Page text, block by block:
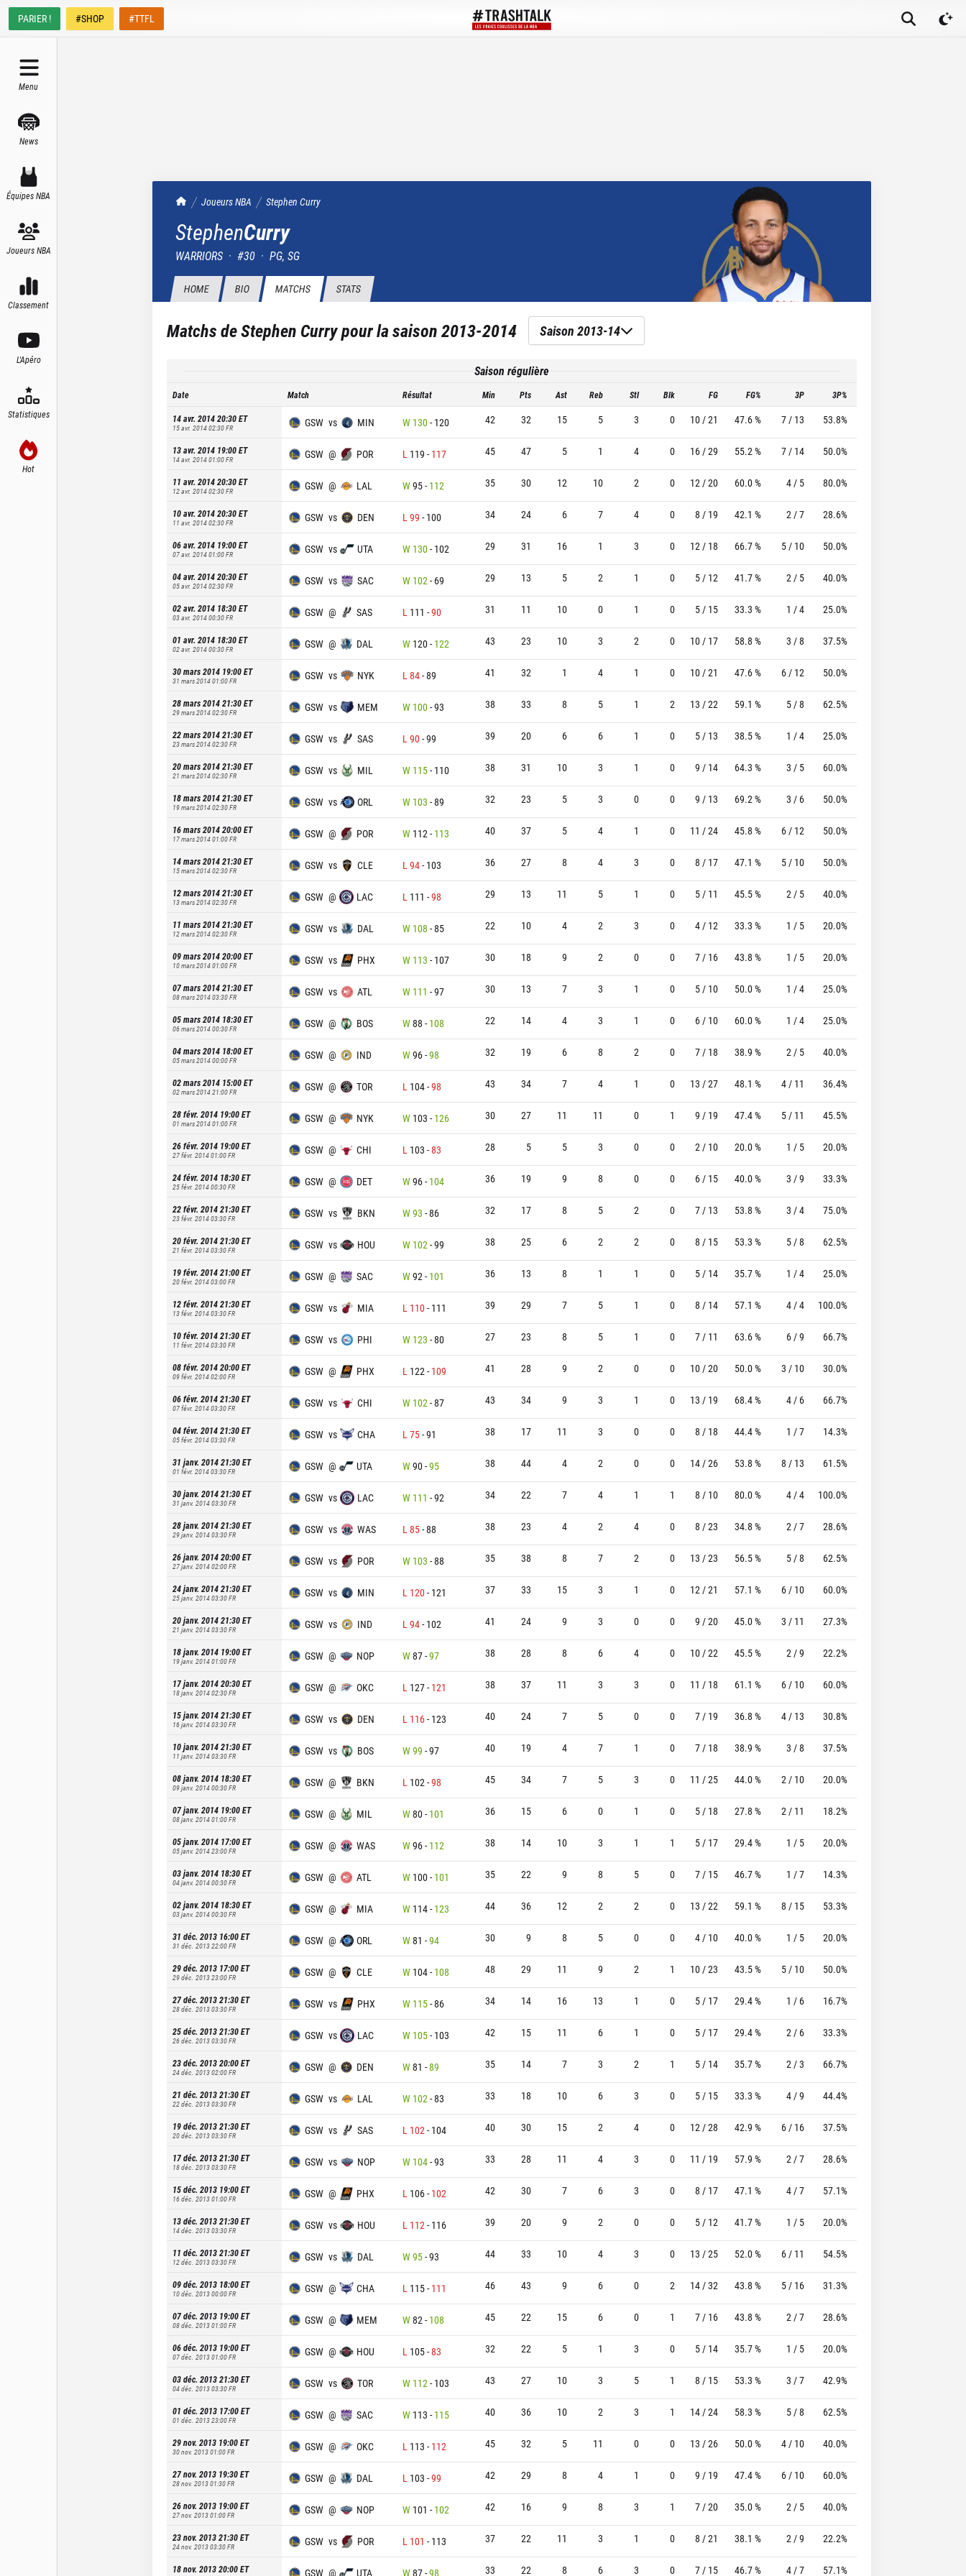
PARIER ! #SHOP #TTFL
Menu
News
Équipes NBA
Joueurs NBA
Classement
L'Apéro
Statistiques
Hot
TrashTalk Actu NBA
Joueurs NBA Stephen Curry
StephenCurry
WARRIORS · #30 · PG, SG
HOME BIO MATCHS STATS
Matchs deStephen Currypour la saison2013-2014 Saison 2013-14
Saison régulière
Date Match Résultat Min Pts Ast Reb Stl Blk FG FG% 3P 3P%
14 avr. 2014 20:30ET
15 avr. 2014 02:30FR GSW vs MIN W 130- 120 42 32 15 5 3 0 10 / 21 47.6 % 7 / 13 53.8%
13 avr. 2014 19:00ET
14 avr. 2014 01:00FR GSW @ POR L 119 - 117 45 47 5 1 4 0 16 / 29 55.2 % 7 / 14 50.0%
11 avr. 2014 20:30ET
12 avr. 2014 02:30FR GSW @ LAL W95- 112 35 30 12 10 2 0 12 / 20 60.0 % 4 / 5 80.0%
10 avr. 2014 20:30ET
11 avr. 2014 02:30FR GSW vs DEN L 99 - 100 34 24 6 7 4 0 8 / 19 42.1 % 2 / 7 28.6%
06 avr. 2014 19:00ET
07 avr. 2014 01:00FR GSW vs UTA W 130- 102 29 31 16 1 3 0 12 / 18 66.7 % 5 / 10 50.0%
04 avr. 2014 20:30ET
05 avr. 2014 02:30FR GSW vs SAC W 102 - 69 29 13 5 2 1 0 5 / 12 41.7 % 2 / 5 40.0%
02 avr. 2014 18:30ET
03 avr. 2014 00:30FR GSW @ SAS L 111 -90 31 11 10 0 1 0 5 / 15 33.3 % 1 / 4 25.0%
01 avr. 2014 18:30ET
02 avr. 2014 00:30FR GSW @ DAL W 120- 122 43 23 10 3 2 0 10 / 17 58.8 % 3 / 8 37.5%
30 mars 2014 19:00ET
31 mars 2014 01:00FR GSW vs NYK L 84-89 41 32 1 4 1 0 10 / 21 47.6 % 6 / 12 50.0%
28 mars 2014 21:30ET
29 mars 2014 02:30FR GSW vs MEM W 100-93 38 33 8 5 1 2 13 / 22 59.1 % 5 / 8 62.5%
22 mars 2014 21:30ET
23 mars 2014 02:30FR GSW vs SAS L 90-99 39 20 6 6 1 0 5 / 13 38.5 % 1 / 4 25.0%
20 mars 2014 21:30ET
21 mars 2014 02:30FR GSW vs MIL W 115- 110 38 31 10 3 1 0 9 / 14 64.3 % 3 / 5 60.0%
18 mars 2014 21:30ET
19 mars 2014 02:30FR GSW vs ORL W 103 -89 32 23 5 3 0 0 9 / 13 69.2 % 3 / 6 50.0%
16 mars 2014 20:00ET
17 mars 2014 01:00FR GSW @ POR W 112 - 113 40 37 5 4 1 0 11 / 24 45.8 % 6 / 12 50.0%
14 mars 2014 21:30ET
15 mars 2014 02:30FR GSW vs CLE L 94- 103 36 27 8 4 3 0 8 / 17 47.1 % 5 / 10 50.0%
12 mars 2014 21:30ET
13 mars 2014 02:30FR GSW @ LAC L 111 -98 29 13 11 5 1 0 5 / 11 45.5 % 2 / 5 40.0%
11 mars 2014 21:30ET
12 mars 2014 02:30FR GSW vs DAL W 108 -85 22 10 4 2 3 0 4 / 12 33.3 % 1 / 5 20.0%
09 mars 2014 20:00ET
10 mars 2014 01:00FR GSW vs PHX W 113 - 107 30 18 9 2 0 0 7 / 16 43.8 % 1 / 5 20.0%
07 mars 2014 21:30ET
08 mars 2014 03:30FR GSW vs ATL W 111 -97 30 13 7 3 1 0 5 / 10 50.0 % 1 / 4 25.0%
05 mars 2014 18:30ET
06 mars 2014 00:30FR GSW @ BOS W88 - 108 22 14 4 3 1 0 6 / 10 60.0 % 1 / 4 25.0%
04 mars 2014 18:00ET
05 mars 2014 00:00FR GSW @ IND W96-98 32 19 6 8 2 0 7 / 18 38.9 % 2 / 5 40.0%
02 mars 2014 15:00ET
02 mars 2014 21:00FR GSW @ TOR L 104-98 43 34 7 4 1 0 13 / 27 48.1 % 4 / 11 36.4%
28 févr. 2014 19:00ET
01 mars 2014 01:00FR GSW @ NYK W 103 - 126 30 27 11 11 0 1 9 / 19 47.4 % 5 / 11 45.5%
26 févr. 2014 19:00ET
27 févr. 2014 01:00FR GSW @ CHI L 103 -83 28 5 5 3 0 0 2 / 10 20.0 % 1 / 5 20.0%
24 févr. 2014 18:30ET
25 févr. 2014 00:30FR GSW @ DET W96- 104 36 19 9 8 0 0 6 / 15 40.0 % 3 / 9 33.3%
22 févr. 2014 21:30ET
23 févr. 2014 03:30FR GSW vs BKN W93 -86 32 17 8 5 2 0 7 / 13 53.8 % 3 / 4 75.0%
20 févr. 2014 21:30ET
21 févr. 2014 03:30FR GSW vs HOU W 102 -99 38 25 6 2 2 0 8 / 15 53.3 % 5 / 8 62.5%
19 févr. 2014 21:00ET
20 févr. 2014 03:00FR GSW @ SAC W92 - 101 36 13 8 1 1 0 5 / 14 35.7 % 1 / 4 25.0%
12 févr. 2014 21:30ET
13 févr. 2014 03:30FR GSW vs MIA L 110- 111 39 29 7 5 1 0 8 / 14 57.1 % 4 / 4 100.0%
10 févr. 2014 21:30ET
11 févr. 2014 03:30FR GSW vs PHI W 123 -80 27 23 8 5 1 0 7 / 11 63.6 % 6 / 9 66.7%
08 févr. 2014 20:00ET
09 févr. 2014 02:00FR GSW @ PHX L 122 - 109 41 28 9 2 0 0 10 / 20 50.0 % 3 / 10 30.0%
06 févr. 2014 21:30ET
07 févr. 2014 03:30FR GSW vs CHI W 102 -87 43 34 9 3 1 0 13 / 19 68.4 % 4 / 6 66.7%
04 févr. 2014 21:30ET
05 févr. 2014 03:30FR GSW vs CHA L 75-91 38 17 11 3 0 0 8 / 18 44.4 % 1 / 7 14.3%
31 janv. 2014 21:30ET
01 févr. 2014 03:30FR GSW @ UTA W90-95 38 44 4 2 0 0 14 / 26 53.8 % 8 / 13 61.5%
30 janv. 2014 21:30ET
31 janv. 2014 03:30FR GSW vs LAC W 111 -92 34 22 7 4 1 1 8 / 10 80.0 % 4 / 4 100.0%
28 janv. 2014 21:30ET
29 janv. 2014 03:30FR GSW vs WAS L 85-88 38 23 4 2 4 0 8 / 23 34.8 % 2 / 7 28.6%
26 janv. 2014 20:00ET
27 janv. 2014 02:00FR GSW vs POR W 103 -88 35 38 8 7 2 0 13 / 23 56.5 % 5 / 8 62.5%
24 janv. 2014 21:30ET
25 janv. 2014 03:30FR GSW vs MIN L 120- 121 37 33 15 3 1 0 12 / 21 57.1 % 6 / 10 60.0%
20 janv. 2014 21:30ET
21 janv. 2014 03:30FR GSW vs IND L 94- 102 41 24 9 3 0 0 9 / 20 45.0 % 3 / 11 27.3%
18 janv. 2014 19:00ET
19 janv. 2014 01:00FR GSW @ NOP W87-97 38 28 8 6 4 0 10 / 22 45.5 % 2 / 9 22.2%
17 janv. 2014 20:30ET
18 janv. 2014 02:30FR GSW @ OKC L 127- 121 38 37 11 3 3 0 11 / 18 61.1 % 6 / 10 60.0%
15 janv. 2014 21:30ET
16 janv. 2014 03:30FR GSW vs DEN L 116- 123 40 24 7 5 0 0 7 / 19 36.8 % 4 / 13 30.8%
10 janv. 2014 21:30ET
11 janv. 2014 03:30FR GSW vs BOS W99 -97 40 19 4 7 1 0 7 / 18 38.9 % 3 / 8 37.5%
08 janv. 2014 18:30ET
09 janv. 2014 00:30FR GSW @ BKN L 102 -98 45 34 7 5 3 0 11 / 25 44.0 % 2 / 10 20.0%
07 janv. 2014 19:00ET
08 janv. 2014 01:00FR GSW @ MIL W80- 101 36 15 6 0 1 0 5 / 18 27.8 % 2 / 11 18.2%
05 janv. 2014 17:00ET
05 janv. 2014 23:00FR GSW @ WAS W96- 112 38 14 10 3 1 1 5 / 17 29.4 % 1 / 5 20.0%
03 janv. 2014 18:30ET
04 janv. 2014 00:30FR GSW @ ATL W 100- 101 35 22 9 8 5 0 7 / 15 46.7 % 1 / 7 14.3%
02 janv. 2014 18:30ET
03 janv. 2014 00:30FR GSW @ MIA W 114- 123 44 36 12 2 2 0 13 / 22 59.1 % 8 / 15 53.3%
31 déc. 2013 16:00ET
31 déc. 2013 22:00FR GSW @ ORL W81 -94 30 9 8 5 0 0 4 / 10 40.0 % 1 / 5 20.0%
29 déc. 2013 17:00ET
29 déc. 2013 23:00FR GSW @ CLE W 104- 108 48 29 11 9 2 1 10 / 23 43.5 % 5 / 10 50.0%
27 déc. 2013 21:30ET
28 déc. 2013 03:30FR GSW vs PHX W 115-86 34 14 16 13 1 0 5 / 17 29.4 % 1 / 6 16.7%
25 déc. 2013 21:30ET
26 déc. 2013 03:30FR GSW vs LAC W 105- 103 42 15 11 6 1 0 5 / 17 29.4 % 2 / 6 33.3%
23 déc. 2013 20:00ET
24 déc. 2013 02:00FR GSW @ DEN W81 -89 35 14 7 3 2 1 5 / 14 35.7 % 2 / 3 66.7%
21 déc. 2013 21:30ET
22 déc. 2013 03:30FR GSW vs LAL W 102 -83 33 18 10 6 3 0 5 / 15 33.3 % 4 / 9 44.4%
19 déc. 2013 21:30ET
20 déc. 2013 03:30FR GSW vs SAS L 102 - 104 40 30 15 2 4 0 12 / 28 42.9 % 6 / 16 37.5%
17 déc. 2013 21:30ET
18 déc. 2013 03:30FR GSW vs NOP W 104-93 33 28 11 4 3 0 11 / 19 57.9 % 2 / 7 28.6%
15 déc. 2013 19:00ET
16 déc. 2013 01:00FR GSW @ PHX L 106- 102 42 30 7 6 3 0 8 / 17 47.1 % 4 / 7 57.1%
13 déc. 2013 21:30ET
14 déc. 2013 03:30FR GSW vs HOU L 112 - 116 39 20 9 2 0 0 5 / 12 41.7 % 1 / 5 20.0%
11 déc. 2013 21:30ET
12 déc. 2013 03:30FR GSW vs DAL W95-93 44 33 10 4 3 0 13 / 25 52.0 % 6 / 11 54.5%
09 déc. 2013 18:00ET
10 déc. 2013 00:00FR GSW @ CHA L 115- 111 46 43 9 6 0 2 14 / 32 43.8 % 5 / 16 31.3%
07 déc. 2013 19:00ET
08 déc. 2013 01:00FR GSW @ MEM W82 - 108 45 22 15 6 0 1 7 / 16 43.8 % 2 / 7 28.6%
06 déc. 2013 19:00ET
07 déc. 2013 01:00FR GSW @ HOU L 105-83 32 22 5 1 3 0 5 / 14 35.7 % 1 / 5 20.0%
03 déc. 2013 21:30ET
04 déc. 2013 03:30FR GSW vs TOR W 112 - 103 43 27 10 3 5 1 8 / 15 53.3 % 3 / 7 42.9%
01 déc. 2013 17:00ET
01 déc. 2013 23:00FR GSW @ SAC W 113 - 115 40 36 10 2 3 1 14 / 24 58.3 % 5 / 8 62.5%
29 nov. 2013 19:00ET
30 nov. 2013 01:00FR GSW @ OKC L 113 - 112 45 32 5 11 0 0 13 / 26 50.0 % 4 / 10 40.0%
27 nov. 2013 19:30ET
28 nov. 2013 01:30FR GSW @ DAL L 103 -99 42 29 8 4 1 0 9 / 19 47.4 % 6 / 10 60.0%
26 nov. 2013 19:00ET
27 nov. 2013 01:00FR GSW @ NOP W 101 - 102 42 16 9 8 3 1 7 / 20 35.0 % 2 / 5 40.0%
23 nov. 2013 21:30ET
24 nov. 2013 03:30FR GSW vs POR L 101 - 113 37 22 11 3 1 0 8 / 21 38.1 % 2 / 9 22.2%
18 nov. 2013 20:00ET GSW @ UTA W87-98 33 22 8 6 3 0 7 / 15 46.7 % 4 / 7 57.1%